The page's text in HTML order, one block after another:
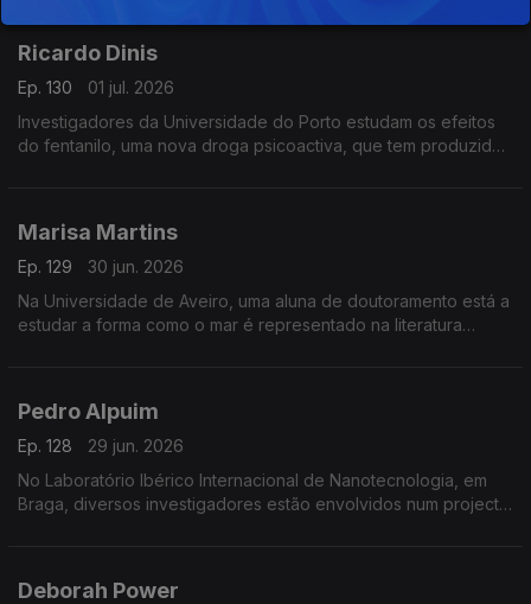
Ricardo Dinis
Ep. 130
01 jul. 2026
Investigadores da Universidade do Porto estudam os efeitos
do fentanilo, uma nova droga psicoactiva, que tem produzido
Marisa Martins
Ep. 129
30 jun. 2026
Na Universidade de Aveiro, uma aluna de doutoramento está a
estudar a forma como o mar é representado na literatura
Pedro Alpuim
Ep. 128
29 jun. 2026
No Laboratório Ibérico Internacional de Nanotecnologia, em
Braga, diversos investigadores estão envolvidos num projecto
Deborah Power